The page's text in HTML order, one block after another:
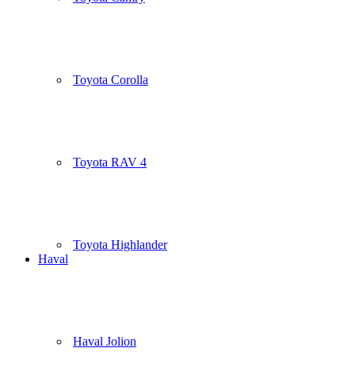
Toyota Corolla
Toyota RAV 4
Toyota Highlander
Haval
Haval Jolion